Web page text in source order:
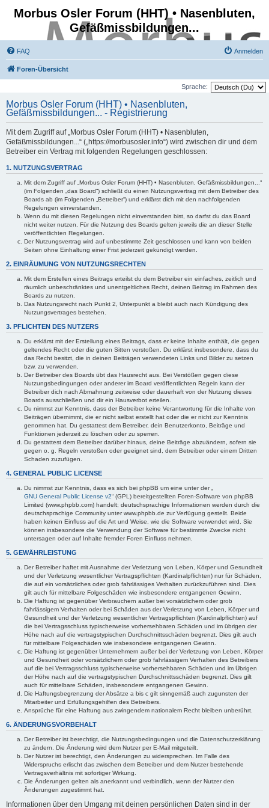
Morbus Osler Forum (HHT) • Nasenbluten,
Gefäßmissbildungen...
FAQ Anmelden
Foren-Übersicht
Sprache:
Morbus Osler Forum (HHT) • Nasenbluten,
Gefäßmissbildungen... - Registrierung
Mit dem Zugriff auf „Morbus Osler Forum (HHT) • Nasenbluten,
Gefäßmissbildungen...“ („https://morbusosler.info“) wird zwischen dir und dem
Betreiber ein Vertrag mit folgenden Regelungen geschlossen:
1. NUTZUNGSVERTRAG
Mit dem Zugriff auf „Morbus Osler Forum (HHT) • Nasenbluten, Gefäßmissbildungen...“
(im Folgenden „das Board“) schließt du einen Nutzungsvertrag mit dem Betreiber des
Boards ab (im Folgenden „Betreiber“) und erklärst dich mit den nachfolgenden
Regelungen einverstanden.
Wenn du mit diesen Regelungen nicht einverstanden bist, so darfst du das Board
nicht weiter nutzen. Für die Nutzung des Boards gelten jeweils die an dieser Stelle
veröffentlichten Regelungen.
Der Nutzungsvertrag wird auf unbestimmte Zeit geschlossen und kann von beiden
Seiten ohne Einhaltung einer Frist jederzeit gekündigt werden.
2. EINRÄUMUNG VON NUTZUNGSRECHTEN
Mit dem Erstellen eines Beitrags erteilst du dem Betreiber ein einfaches, zeitlich und
räumlich unbeschränktes und unentgeltliches Recht, deinen Beitrag im Rahmen des
Boards zu nutzen.
Das Nutzungsrecht nach Punkt 2, Unterpunkt a bleibt auch nach Kündigung des
Nutzungsvertrages bestehen.
3. PFLICHTEN DES NUTZERS
Du erklärst mit der Erstellung eines Beitrags, dass er keine Inhalte enthält, die gegen
geltendes Recht oder die guten Sitten verstoßen. Du erklärst insbesondere, dass du
das Recht besitzt, die in deinen Beiträgen verwendeten Links und Bilder zu setzen
bzw. zu verwenden.
Der Betreiber des Boards übt das Hausrecht aus. Bei Verstößen gegen diese
Nutzungsbedingungen oder anderer im Board veröffentlichten Regeln kann der
Betreiber dich nach Abmahnung zeitweise oder dauerhaft von der Nutzung dieses
Boards ausschließen und dir ein Hausverbot erteilen.
Du nimmst zur Kenntnis, dass der Betreiber keine Verantwortung für die Inhalte von
Beiträgen übernimmt, die er nicht selbst erstellt hat oder die er nicht zur Kenntnis
genommen hat. Du gestattest dem Betreiber, dein Benutzerkonto, Beiträge und
Funktionen jederzeit zu löschen oder zu sperren.
Du gestattest dem Betreiber darüber hinaus, deine Beiträge abzuändern, sofern sie
gegen o. g. Regeln verstoßen oder geeignet sind, dem Betreiber oder einem Dritten
Schaden zuzufügen.
4. GENERAL PUBLIC LICENSE
Du nimmst zur Kenntnis, dass es sich bei phpBB um eine unter der „
GNU General Public License v2“ (GPL) bereitgestellten Foren-Software von phpBB
Limited (www.phpbb.com) handelt; deutschsprachige Informationen werden durch die
deutschsprachige Community unter www.phpbb.de zur Verfügung gestellt. Beide
haben keinen Einfluss auf die Art und Weise, wie die Software verwendet wird. Sie
können insbesondere die Verwendung der Software für bestimmte Zwecke nicht
untersagen oder auf Inhalte fremder Foren Einfluss nehmen.
5. GEWÄHRLEISTUNG
Der Betreiber haftet mit Ausnahme der Verletzung von Leben, Körper und Gesundheit
und der Verletzung wesentlicher Vertragspflichten (Kardinalpflichten) nur für Schäden,
die auf ein vorsätzliches oder grob fahrlässiges Verhalten zurückzuführen sind. Dies
gilt auch für mittelbare Folgeschäden wie insbesondere entgangenen Gewinn.
Die Haftung ist gegenüber Verbrauchern außer bei vorsätzlichem oder grob
fahrlässigem Verhalten oder bei Schäden aus der Verletzung von Leben, Körper und
Gesundheit und der Verletzung wesentlicher Vertragspflichten (Kardinalpflichten) auf
die bei Vertragsschluss typischerweise vorhersehbaren Schäden und im übrigen der
Höhe nach auf die vertragstypischen Durchschnittsschäden begrenzt. Dies gilt auch
für mittelbare Folgeschäden wie insbesondere entgangenen Gewinn.
Die Haftung ist gegenüber Unternehmern außer bei der Verletzung von Leben, Körper
und Gesundheit oder vorsätzlichem oder grob fahrlässigem Verhalten des Betreibers
auf die bei Vertragsschluss typischerweise vorhersehbaren Schäden und im Übrigen
der Höhe nach auf die vertragstypischen Durchschnittsschäden begrenzt. Dies gilt
auch für mittelbare Schäden, insbesondere entgangenen Gewinn.
Die Haftungsbegrenzung der Absätze a bis c gilt sinngemäß auch zugunsten der
Mitarbeiter und Erfüllungsgehilfen des Betreibers.
Ansprüche für eine Haftung aus zwingendem nationalem Recht bleiben unberührt.
6. ÄNDERUNGSVORBEHALT
Der Betreiber ist berechtigt, die Nutzungsbedingungen und die Datenschutzerklärung
zu ändern. Die Änderung wird dem Nutzer per E-Mail mitgeteilt.
Der Nutzer ist berechtigt, den Änderungen zu widersprechen. Im Falle des
Widerspruchs erlischt das zwischen dem Betreiber und dem Nutzer bestehende
Vertragsverhältnis mit sofortiger Wirkung.
Die Änderungen gelten als anerkannt und verbindlich, wenn der Nutzer den
Änderungen zugestimmt hat.
Informationen über den Umgang mit deinen persönlichen Daten sind in der